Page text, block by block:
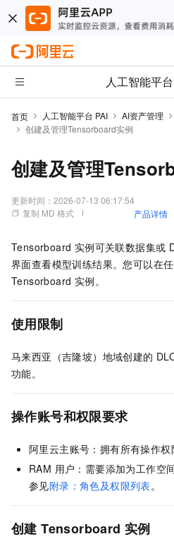
人工智能平
首页 人工智能平台 PAI AI资产管理
创建及管理Tensorboard实例
创建及管理
更新时间： 2026-07-13 06:17:54
复制 MD 格式
产品详情
Tensorboard 实例可关联数据集或
界面查看模型训练结果。您可以在
Tensorboard 实例。
使用限制
马来西亚（吉隆坡）地域创建的
功能。
操作账号和权限要求
阿里云主账号：拥有所有操作权
RAM 用户：需要添加为工作空
参见附录：角色及权限列表。
创建 Tensorboard 实例